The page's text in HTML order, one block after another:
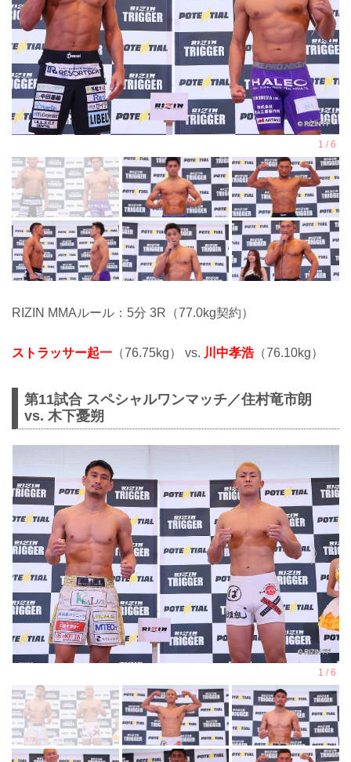
RIZIN MMAルール：5分 3R（77.0kg契約）
ストラッサー起一 （76.75kg） vs. 川中孝浩（76.10kg）
第11試合 スペシャルワンマッチ／住村竜市朗
vs. 木下憂朔